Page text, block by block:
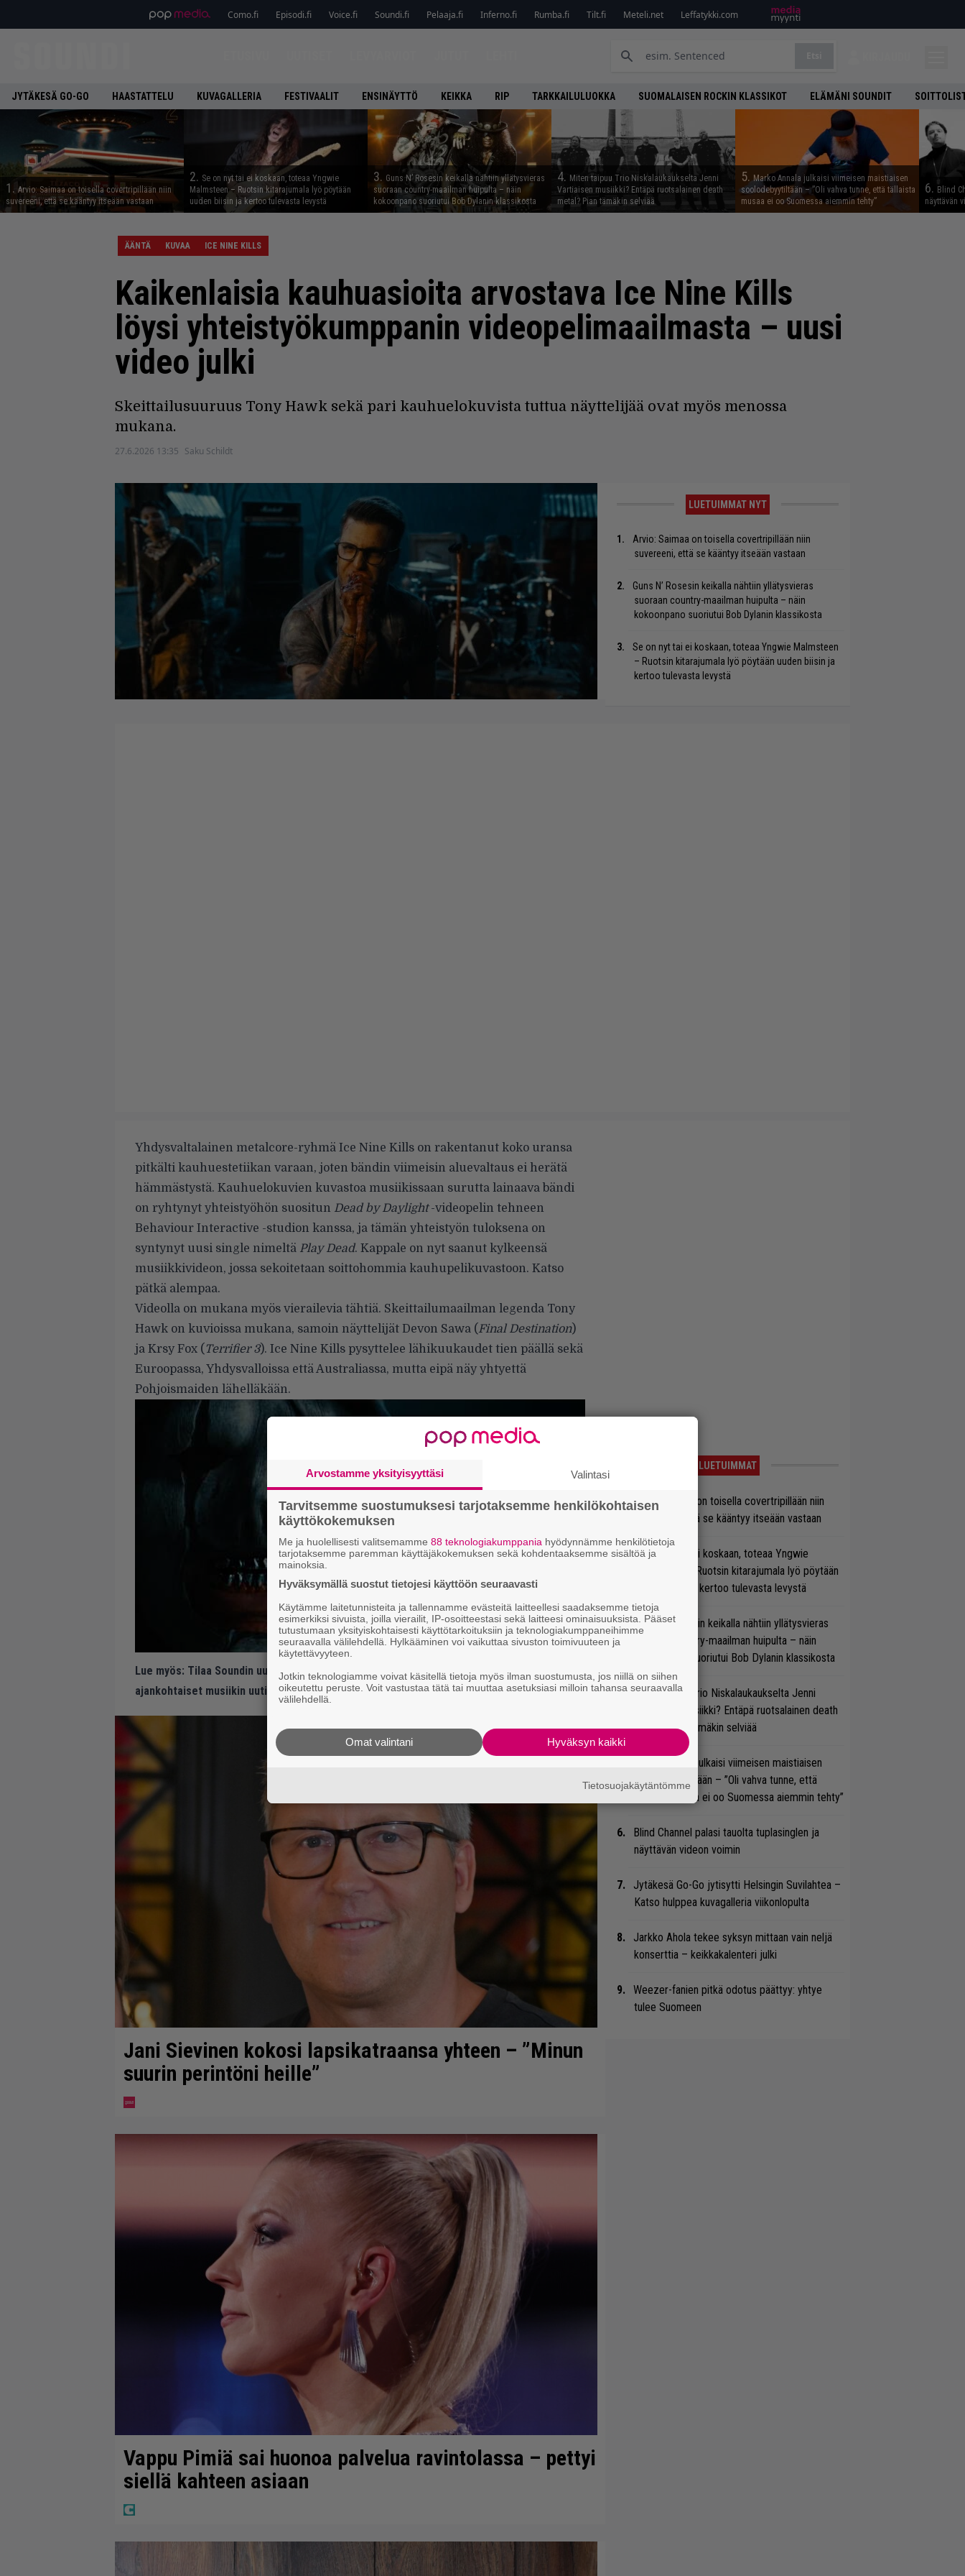
Como.fi Episodi.fi Voice.fi Soundi.fi Pelaaja.fi Inferno.fi Rumba.fi Tilt.fi Meteli.net Leffatykki.com
JYTÄKESÄ GO-GO HAASTATTELU KUVAGALLERIA FESTIVAALIT ENSINÄYTTÖ KEIKKA RIP TARKKAILULUOKKA SUOMALAISEN ROCKIN KLASSIKOT ELÄMÄNI SOUNDIT
1. Arvio: Saimaa on toisella covertripillään niin
suvereeni, että se kääntyy itseään vastaan
2. Se on nyt tai ei koskaan, toteaa Yngwie
Malmsteen – Ruotsin kitarajumala lyö pöytään
uuden biisin ja kertoo tulevasta levystä
3. Guns N’ Rosesin keikalla nähtiin yllätysvieras
suoraan country-maailman huipulta – näin
kokoonpano suoriutui Bob Dylanin klassikosta
4. Miten taipuu Trio Niskalaukaukselta Jenni
Vartiaisen musiikki? Entäpä ruotsalainen death
metal? Pian tämäkin selviää
5. Marko Annala julkaisi viimeisen maistiaisen
soolodebyytiltään – ”Oli vahva tunne, että tällaista
musaa ei oo Suomessa aiemmin tehty”
6. Blind
näyttävän
ÄÄNTÄ KUVAA ICE NINE KILLS
Kaikenlaisia kauhuasioita arvostava Ice Nine Kills
löysi yhteistyökumppanin videopelimaailmasta – uusi
video julki
Skeittailusuuruus Tony Hawk sekä pari kauhuelokuvista tuttua näyttelijää ovat myös menossa
mukana.
27.6.2026 13:35 Saku Schildt
LUETUIMMAT NYT
Arvio: Saimaa on toisella covertripillään niin
suvereeni, että se kääntyy itseään vastaan
Guns N’ Rosesin keikalla nähtiin yllätysvieras
suoraan country-maailman huipulta – näin
kokoonpano suoriutui Bob Dylanin klassikosta
Se on nyt tai ei koskaan, toteaa Yngwie Malmsteen
– Ruotsin kitarajumala lyö pöytään uuden biisin ja
kertoo tulevasta levystä
Yhdysvaltalainen metalcore-ryhmä Ice Nine Kills on rakentanut koko uransa
pitkälti kauhuestetiikan varaan, joten bändin viimeisin aluevaltaus ei herätä
hämmästystä. Kauhuelokuvien kuvastoa musiikissaan surutta lainaava bändi
on ryhtynyt yhteistyöhön suositun Dead by Daylight-videopelin tehneen
Behaviour Interactive -studion kanssa, ja tämän yhteistyön tuloksena on
syntynyt uusi single nimeltä Play Dead. Kappale on nyt saanut kylkeensä
musiikkivideon, jossa sekoitetaan soittohommia kauhupelikuvastoon. Katso
pätkä alempaa.
Videolla on mukana myös vierailevia tähtiä. Skeittailumaailman legenda Tony
Hawk on kuvioissa mukana, samoin näyttelijät Devon Sawa (Final Destination)
ja Krsy Fox ( Terrifier 3). Ice Nine Kills pysyttelee lähikuukaudet tien päällä sekä
Euroopassa, Yhdysvalloissa että Australiassa, mutta eipä näy yhtyettä
Pohjoismaiden lähelläkään.
Lue myös: Tilaa Soundin uutiskirje ja tiedät mistä kahvitauolla puhutaan! Nappaa
ajankohtaiset musiikin uutiset ja puheenaiheet suoraan sähköpostiin tästä.
Jani Sievinen kokosi lapsikatraansa yhteen – ”Minun
suurin perintöni heille”
Vappu Pimiä sai huonoa palvelua ravintolassa – pettyi
siellä kahteen asiaan
LUETUIMMAT
Arvio: Saimaa on toisella covertripillään niin
suvereeni, että se kääntyy itseään vastaan
Se on nyt tai ei koskaan, toteaa Yngwie
Malmsteen – Ruotsin kitarajumala lyö pöytään
uuden biisin ja kertoo tulevasta levystä
Guns N’ Rosesin keikalla nähtiin yllätysvieras
suoraan country-maailman huipulta – näin
kokoonpano suoriutui Bob Dylanin klassikosta
Miten taipuu Trio Niskalaukaukselta Jenni
Vartiaisen musiikki? Entäpä ruotsalainen death
metal? Pian tämäkin selviää
Marko Annala julkaisi viimeisen maistiaisen
soolodebyytiltään – ”Oli vahva tunne, että
tällaista musaa ei oo Suomessa aiemmin tehty”
Blind Channel palasi tauolta tuplasinglen ja
näyttävän videon voimin
Jytäkesä Go-Go jytisytti Helsingin Suvilahtea –
Katso hulppea kuvagalleria viikonlopulta
Jarkko Ahola tekee syksyn mittaan vain neljä
konserttia – keikkakalenteri julki
Weezer-fanien pitkä odotus päättyy: yhtye
tulee Suomeen
Arvostamme yksityisyyttäsi Valintasi
Tarvitsemme suostumuksesi tarjotaksemme henkilökohtaisen
käyttökokemuksen
Me ja huolellisesti valitsemamme 88 teknologiakumppania hyödynnämme henkilötietoja
tarjotaksemme paremman käyttäjäkokemuksen sekä kohdentaaksemme sisältöä ja
mainoksia.
Hyväksymällä suostut tietojesi käyttöön seuraavasti
Käytämme laitetunnisteita ja tallennamme evästeitä laitteellesi saadaksemme tietoja
esimerkiksi sivuista, joilla vierailit, IP-osoitteestasi sekä laitteesi ominaisuuksista. Pääset
tutustumaan yksityiskohtaisesti käyttötarkoituksiin ja teknologiakumppaneihimme
seuraavalla välilehdellä. Hylkääminen voi vaikuttaa sivuston toimivuuteen ja
käytettävyyteen.
Jotkin teknologiamme voivat käsitellä tietoja myös ilman suostumusta, jos niillä on siihen
oikeutettu peruste. Voit vastustaa tätä tai muuttaa asetuksiasi milloin tahansa seuraavalla
välilehdellä.
Hyväksyn kaikki
Omat valintani
Tietosuojakäytäntömme